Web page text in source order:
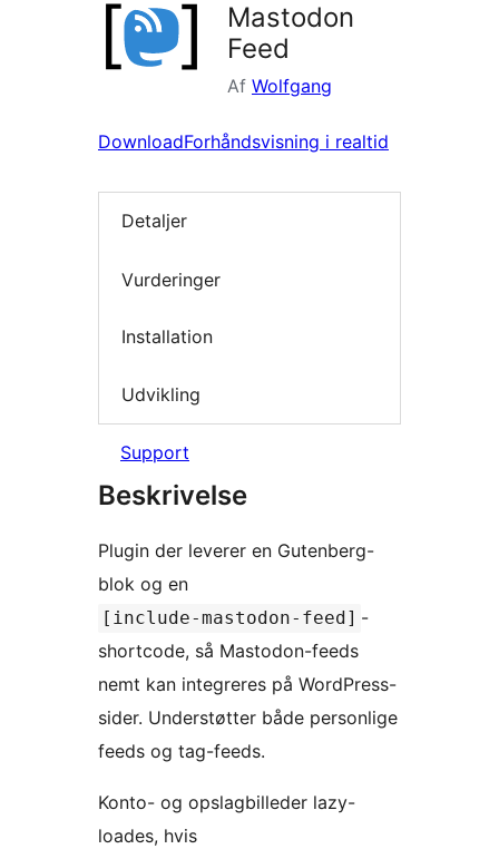
Mastodon
Feed
Af Wolfgang
DownloadForhåndsvisning i realtid
Detaljer
Vurderinger
Installation
Udvikling
Support
Beskrivelse
Plugin der leverer en Gutenberg-
blok og en
[include-mastodon-feed] -
shortcode, så Mastodon-feeds
nemt kan integreres på WordPress-
sider. Understøtter både personlige
feeds og tag-feeds.
Konto- og opslagbilleder lazy-
loades, hvis